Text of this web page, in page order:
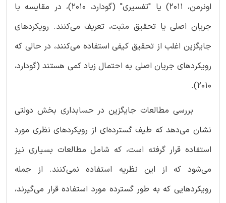
اونرمن، 2011) یا "تفسیری" (گودارد، 2010)، در مقایسه با
جریان اصلی یا تحقیق مثبت، تعریف می‌کنند. رویکردهای
جایگزین اغلب از تحقیق کیفی استفاده می‌کنند، در حالی که
رویکردهای جریان اصلی به احتمال زیاد کمی هستند (گودارد،
2010).
بررسی مطالعات جایگزین در حسابداری بخش دولتی
نشان می‌دهد که طیف گسترده‌ای از رویکردهای نظری مورد
استفاده قرار گرفته است، که شامل مطالعات بسیاری نیز
می‌شود که از این نظریه استفاده نمی‌کنند. از جمله
رویکردهایی که به طور گسترده مورد استفاده قرار می‌گیرند،